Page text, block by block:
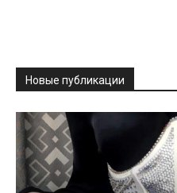
Новые публикации